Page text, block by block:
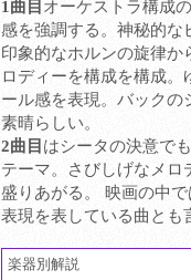
1曲目 オーケストラ構成
感を強調する。神秘的な
印象的なホルンの旋律
ロディーを構成を構成
ール感を表現。バック
素晴らしい。
2曲目 はシータの決意で
テーマ。さびしげなメ
盛りあがる。 映画の中
表現を表している曲とも
楽器別解説